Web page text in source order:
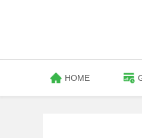
HOME